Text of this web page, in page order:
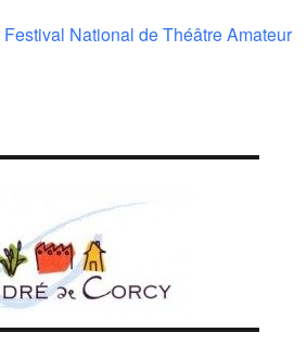
Festival National de Théâtre Amateur